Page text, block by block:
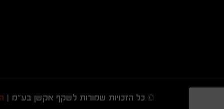
© כל הזכויות שמורות לשקף אקשן בע"מ |